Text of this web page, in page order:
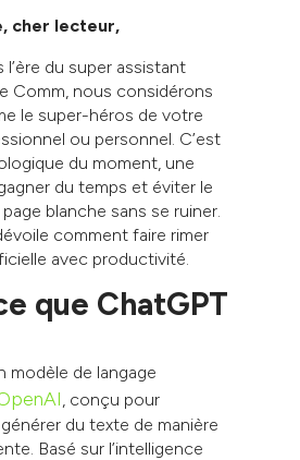
cher lecteur,
l’ère du super assistant
Comm, nous considérons
le super-héros de votre
ou personnel. C’est
du moment, une
du temps et éviter le
blanche sans se ruiner.
comment faire rimer
avec productivité.
que ChatGPT
modèle de langage
, conçu pour
du texte de manière
Basé sur l’intelligence